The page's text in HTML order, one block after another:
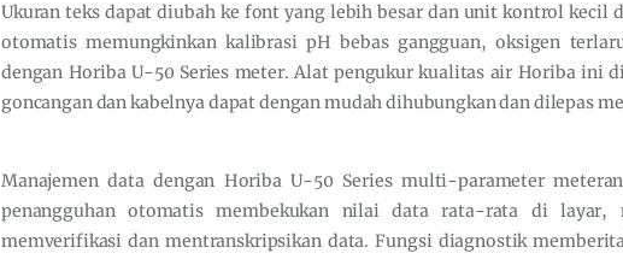
Ukuran teks dapat diubah ke font yang lebih besar dan unit kontrol kecil
otomatis memungkinkan kalibrasi pH bebas gangguan, oksigen
dengan Horiba U-50 Series meter. Alat pengukur kualitas air Horiba ini
goncangan dan kabelnya dapat dengan mudah dihubungkan dan dilepas
Manajemen data dengan Horiba U-50 Series multi-parameter
penangguhan otomatis membekukan nilai data rata-rata di
memverifikasi dan mentranskripsikan data. Fungsi diagnostik